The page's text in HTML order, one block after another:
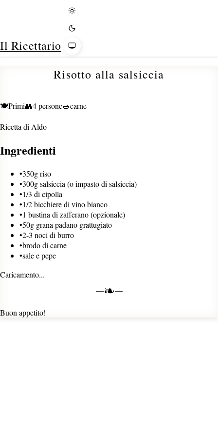
Il Ricettario
Tema
Risotto alla salsiccia
🍽️Primi👥4 persone🥗carne
Ricetta di Aldo
Ingredienti
•350g riso
•300g salsiccia (o impasto di salsiccia)
•1/3 di cipolla
•1/2 bicchiere di vino bianco
•1 bustina di zafferano (opzionale)
•50g grana padano grattugiato
•2-3 noci di burro
•brodo di carne
•sale e pepe
Caricamento...
❧
Buon appetito!